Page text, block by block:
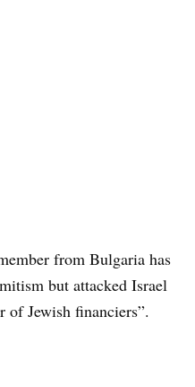
from Bulgaria has
but attacked Israel
of Jewish financiers”.